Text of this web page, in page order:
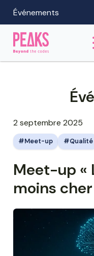
Événements
2 septembre 2025
Meet-up Qualité
Meet-up «
moins cher